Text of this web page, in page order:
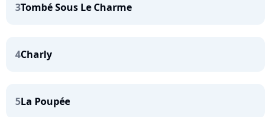
3Tombé Sous Le Charme
4Charly
5La Poupée